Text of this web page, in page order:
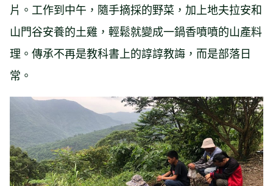
片。工作到中午，隨手摘採的野菜，加上地夫拉安和
山門谷安養的土雞，輕鬆就變成一鍋香噴噴的山產料
理。傳承不再是教科書上的諄諄教誨，而是部落日
常。